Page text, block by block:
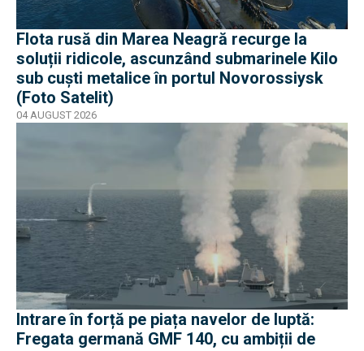
Flota rusă din Marea Neagră recurge la
soluții ridicole, ascunzând submarinele Kilo
sub cuști metalice în portul Novorossiysk
(Foto Satelit)
04 AUGUST 2026
Intrare în forță pe piața navelor de luptă:
Fregata germană GMF 140, cu ambiții de